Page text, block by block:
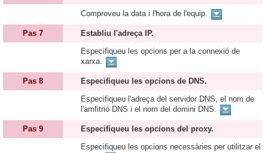
Comproveu la data i l'hora de l'equip.
Pas 7
Establiu l'adreça IP.
Especifiqueu les opcions per a la connexió de
xarxa.
Pas 8
Especifiqueu les opcions de DNS.
Especifiqueu l'adreça del servidor DNS, el nom de
l'amfitrió DNS i el nom del domini DNS.
Pas 9
Especifiqueu les opcions del proxy.
Especifiqueu les opcions necessàries per utilitzar el